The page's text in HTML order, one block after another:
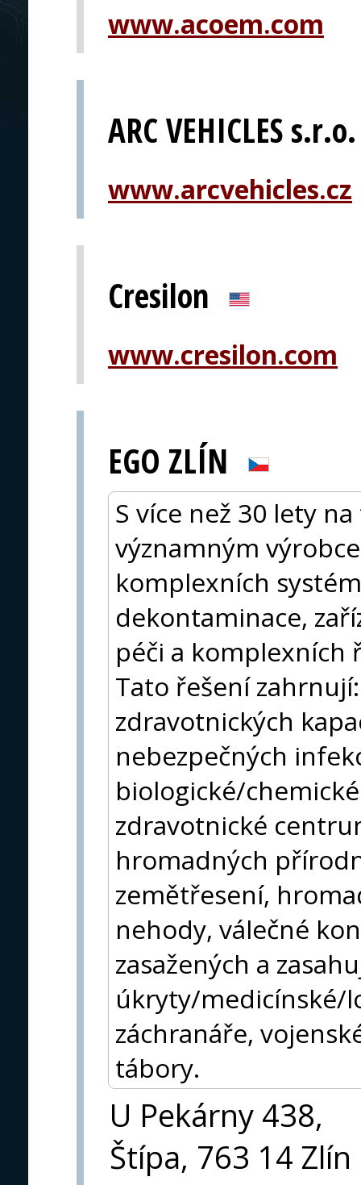
www.acoem.com
ARC VEHICLES s.r.o.
www.arcvehicles.cz
Cresilon
www.cresilon.com
EGO ZLÍN
S více než 30 lety
významným
komplexních
dekontaminace,
péči a komplexních
Tato řešení
zdravotnických
nebezpečných
biologické/
zdravotnické
hromadných
zemětřesení,
nehody, válečné
zasažených a
úkryty/medicínské/
záchranáře,
tábory.
U Pekárny 438,
Štípa, 763 14 Zlín